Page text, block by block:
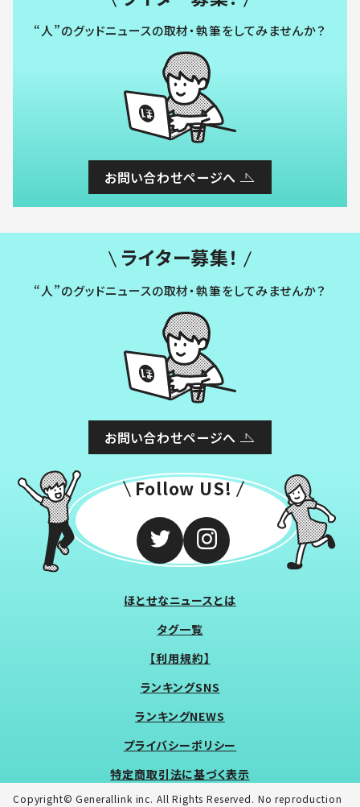
“人”のグッドニュースの取材・執筆をしてみませんか？
お問い合わせページへ
ライター募集！
“人”のグッドニュースの取材・執筆をしてみませんか？
お問い合わせページへ
Follow US!
ほとせなニュースとは
タグ一覧
【利用規約】
ランキングSNS
ランキングNEWS
プライバシーポリシー
特定商取引法に基づく表示
Copyright© Generallink inc. All Rights Reserved. No reproduction